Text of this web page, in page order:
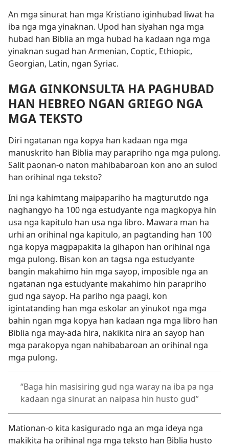
An mga sinurat han mga Kristiano iginhubad liwat ha
iba nga mga yinaknan. Upod han siyahan nga mga
hubad han Biblia an mga hubad ha kadaan nga mga
yinaknan sugad han Armenian, Coptic, Ethiopic,
Georgian, Latin, ngan Syriac.
MGA GINKONSULTA HA PAGHUBAD
HAN HEBREO NGAN GRIEGO NGA
MGA TEKSTO
Diri ngatanan nga kopya han kadaan nga mga
manuskrito han Biblia may parapriho nga mga pulong.
Salit paonan-o naton mahibabaroan kon ano an sulod
han orihinal nga teksto?
Ini nga kahimtang maipapariho ha magturutdo nga
naghangyo ha 100 nga estudyante nga magkopya hin
usa nga kapitulo han usa nga libro. Mawara man ha
urhi an orihinal nga kapitulo, an pagtanding han 100
nga kopya magpapakita la gihapon han orihinal nga
mga pulong. Bisan kon an tagsa nga estudyante
bangin makahimo hin mga sayop, imposible nga an
ngatanan nga estudyante makahimo hin parapriho
gud nga sayop. Ha pariho nga paagi, kon
igintatanding han mga eskolar an yinukot nga mga
bahin ngan mga kopya han kadaan nga mga libro han
Biblia nga may-ada hira, nakikita nira an sayop han
mga parakopya ngan nahibabaroan an orihinal nga
mga pulong.
“Baga hin masisiring gud nga waray na iba pa nga
kadaan nga sinurat an naipasa hin husto gud”
Mationan-o kita kasigurado nga an mga ideya nga
makikita ha orihinal nga mga teksto han Biblia husto